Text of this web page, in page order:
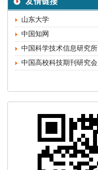
山东大学
中国知网
中国科学技术信息研究所
中国高校科技期刊研究会